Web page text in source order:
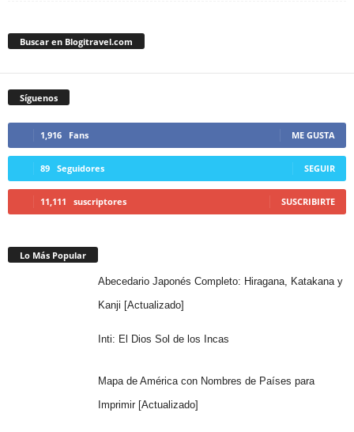
Buscar en Blogitravel.com
Síguenos
1,916 Fans ME GUSTA
89 Seguidores SEGUIR
11,111 suscriptores SUSCRIBIRTE
Lo Más Popular
Abecedario Japonés Completo: Hiragana, Katakana y
Kanji [Actualizado]
Inti: El Dios Sol de los Incas
Mapa de América con Nombres de Países para
Imprimir [Actualizado]